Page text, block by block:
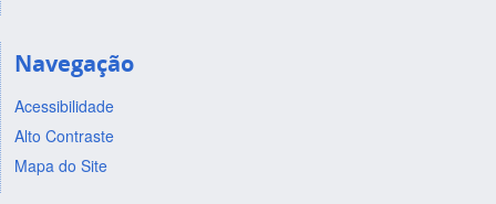
Navegação
Acessibilidade
Alto Contraste
Mapa do Site